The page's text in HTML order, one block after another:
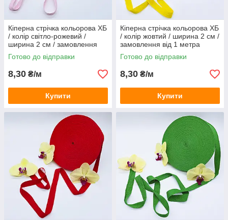
Кіперна стрічка кольорова ХБ
/ колір світло-рожевий /
ширина 2 см / замовлення
від 1 метра
Готово до відправки
8,30 ₴/м
Купити
Кіперна стрічка кольорова ХБ
/ колір жовтий / ширина 2 см /
замовлення від 1 метра
Готово до відправки
8,30 ₴/м
Купити